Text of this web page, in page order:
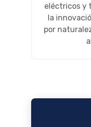
eléctricos y
la
por